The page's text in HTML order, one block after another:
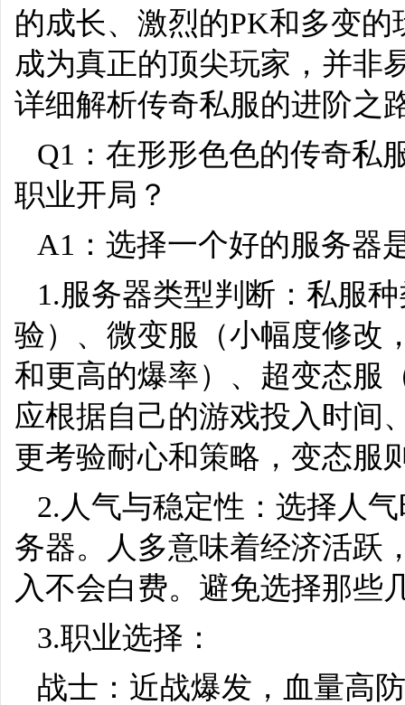
的成长、激烈的PK和多变
成为真正的顶尖玩家，并非
详细解析传奇私服的进阶之
Q1：在形形色色的传奇私
职业开局？
A1：选择一个好的服务器
1.服务器类型判断：私服
验）、微变服（小幅度修改
和更高的爆率）、超变态服
应根据自己的游戏投入时间
更考验耐心和策略，变态服
2.人气与稳定性：选择人
务器。人多意味着经济活跃
入不会白费。避免选择那些
3.职业选择：
战士：近战爆发，血量高